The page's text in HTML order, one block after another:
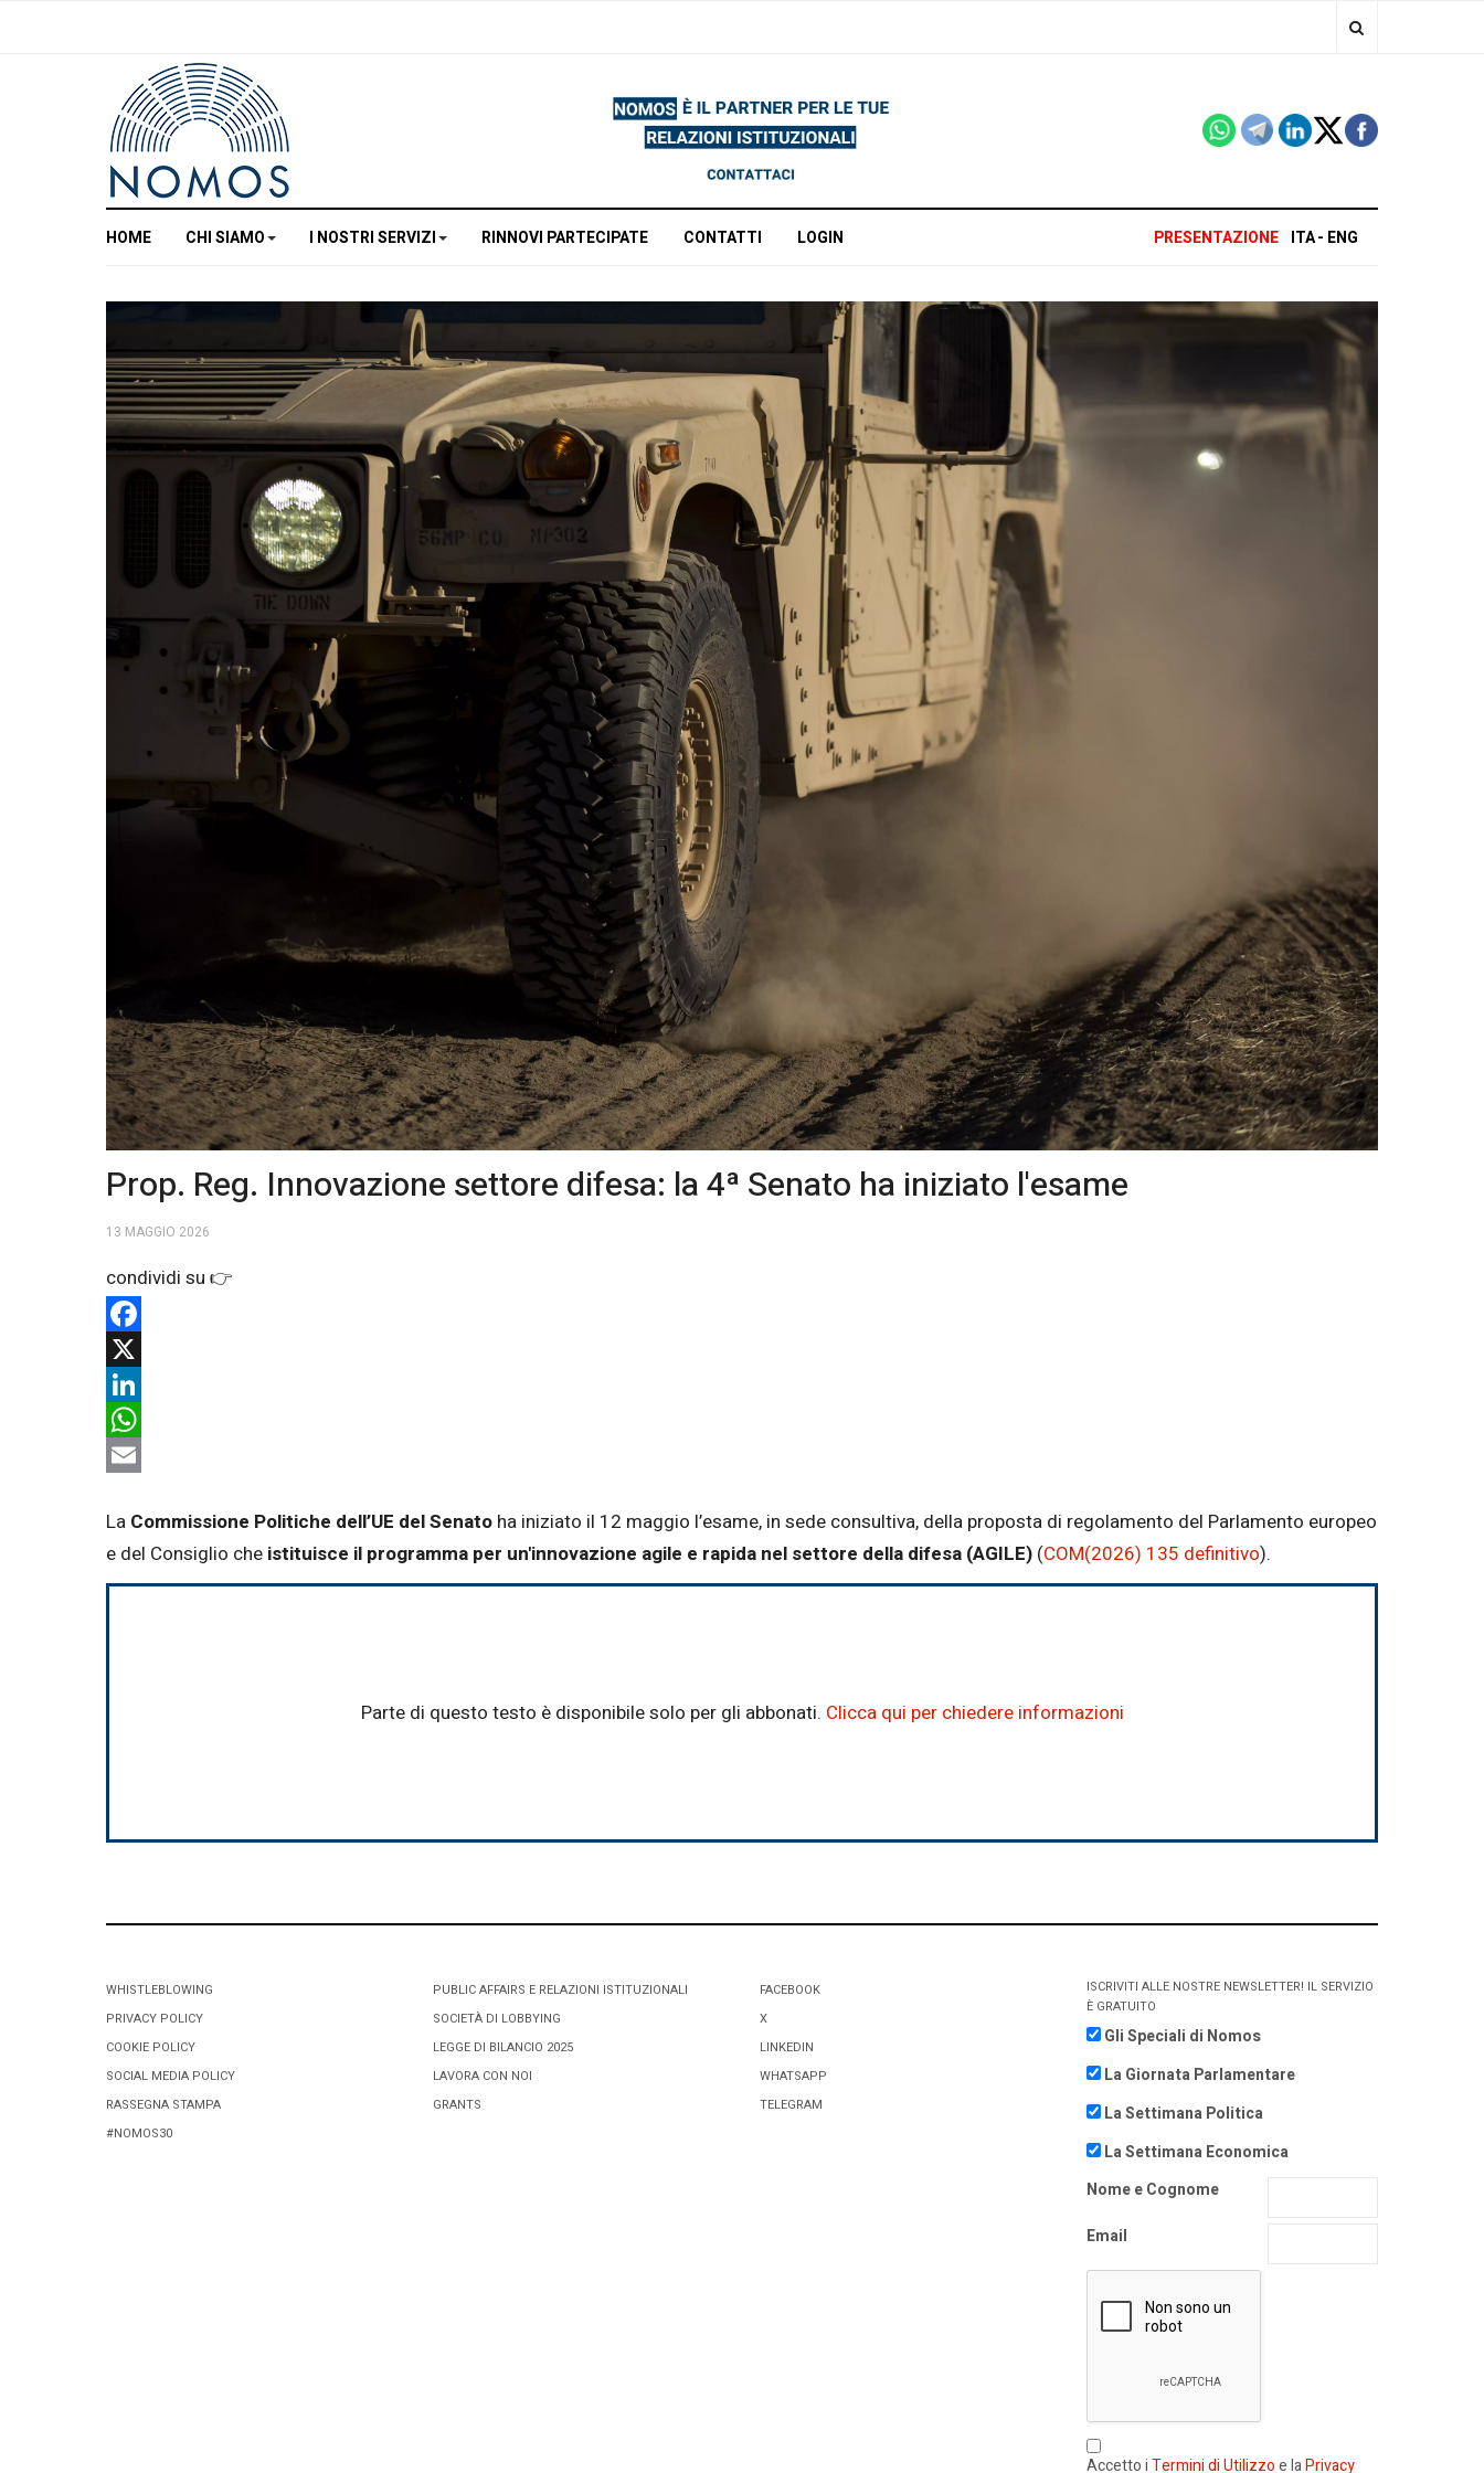
HOME CHI SIAMO I NOSTRI SERVIZI RINNOVI PARTECIPATE CONTATTI LOGIN PRESENTAZIONE ITA ENG
Prop. Reg. Innovazione settore difesa: la 4ª Senato ha iniziato l'esame
13 MAGGIO 2026
Facebook
X
LinkedIn
WhatsApp
La Commissione Politiche dell’UE del Senato ha iniziato il 12 maggio l’esame, in sede consultiva, della proposta di regolamento del Parlamento europeo
e del Consiglio che istituisce il programma per un'innovazione agile e rapida nel settore della difesa (AGILE) (COM(2026) 135 definitivo).
Parte di questo testo è disponibile solo per gli abbonati. Clicca qui per chiedere informazioni
WHISTLEBLOWING
PRIVACY POLICY
COOKIE POLICY
SOCIAL MEDIA POLICY
RASSEGNA STAMPA
#NOMOS30
PUBLIC AFFAIRS E RELAZIONI ISTITUZIONALI
SOCIETÀ DI LOBBYING
LEGGE DI BILANCIO 2025
LAVORA CON NOI
GRANTS
FACEBOOK
X
LINKEDIN
WHATSAPP
TELEGRAM
ISCRIVITI ALLE NOSTRE NEWSLETTER! IL SERVIZIO
È GRATUITO
Gli Speciali di Nomos
La Giornata Parlamentare
La Settimana Politica
La Settimana Economica
Nome e Cognome
Email
Accetto iTermini di Utilizzoe laPrivacy